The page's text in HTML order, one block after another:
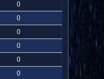
0
0
0
0
0
0